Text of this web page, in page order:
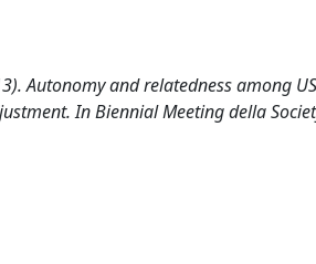
Autonomy and relatedness among
In Biennial Meeting della